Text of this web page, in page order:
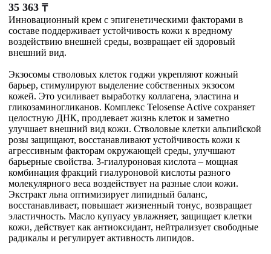
35 363 ₸
Инновационный крем с эпигенетическими факторами в
составе поддерживает устойчивость кожи к вредному
воздействию внешней среды, возвращает ей здоровый
внешний вид.
Экзосомы стволовых клеток годжи укрепляют кожный
барьер, стимулируют выделение собственных экзосом
кожей. Это усиливает выработку коллагена, эластина и
гликозаминогликанов. Комплекс Telosense Active сохраняет
целостную ДНК, продлевает жизнь клеток и заметно
улучшает внешний вид кожи. Стволовые клетки альпийской
розы защищают, восстанавливают устойчивость кожи к
агрессивным факторам окружающей среды, улучшают
барьерные свойства. 3-гиалуроновая кислота – мощная
комбинация фракций гиалуроновой кислоты разного
молекулярного веса воздействует на разные слои кожи.
Экстракт льна оптимизирует липидный баланс,
восстанавливает, повышает жизненный тонус, возвращает
эластичность. Масло купуасу увлажняет, защищает клетки
кожи, действует как антиоксидант, нейтрализует свободные
радикалы и регулирует активность липидов.